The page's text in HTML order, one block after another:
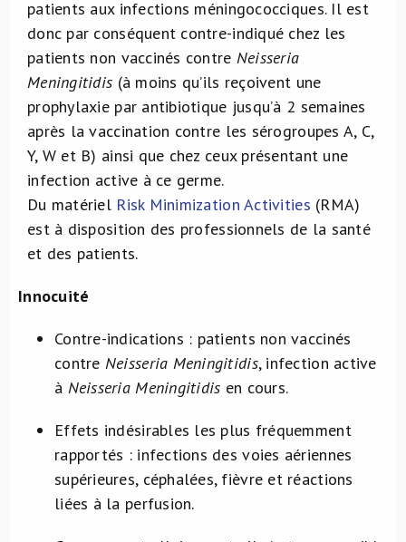
patients aux infections méningococciques. Il est
donc par conséquent contre-indiqué chez les
patients non vaccinés contre Neisseria
Meningitidis (à moins qu’ils reçoivent une
prophylaxie par antibiotique jusqu’à 2 semaines
après la vaccination contre les sérogroupes A, C,
Y, W et B) ainsi que chez ceux présentant une
infection active à ce germe.
Du matériel Risk Minimization Activities (RMA)
est à disposition des professionnels de la santé
et des patients.
Innocuité
Contre-indications : patients non vaccinés
contre Neisseria Meningitidis, infection active
à Neisseria Meningitidis en cours.
Effets indésirables les plus fréquemment
rapportés : infections des voies aériennes
supérieures, céphalées, fièvre et réactions
liées à la perfusion.